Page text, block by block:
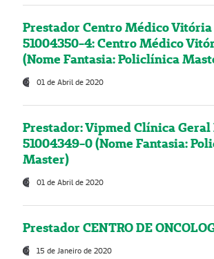
Prestador Centro Médico Vitória
51004350-4: Centro Médico
(Nome Fantasia: Policlínica
01 de Abril de 2020
Prestador: Vipmed Clínica Geral
51004349-0 (Nome Fantasia:
Master)
01 de Abril de 2020
Prestador CENTRO DE
15 de Janeiro de 2020